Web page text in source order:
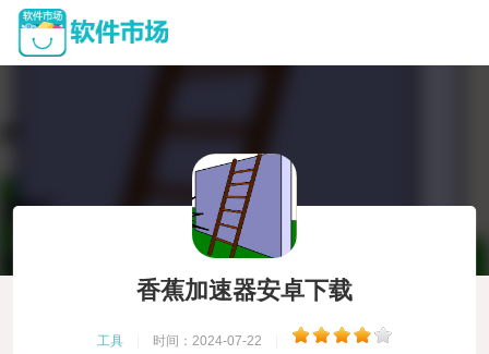
香蕉加速器安卓下载
工具 时间：2024-07-22